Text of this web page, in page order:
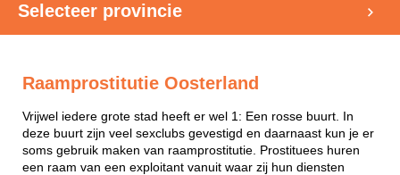
Selecteer provincie
Raamprostitutie Oosterland
Vrijwel iedere grote stad heeft er wel 1: Een rosse buurt. In
deze buurt zijn veel sexclubs gevestigd en daarnaast kun je er
soms gebruik maken van raamprostitutie. Prostituees huren
een raam van een exploitant vanuit waar zij hun diensten